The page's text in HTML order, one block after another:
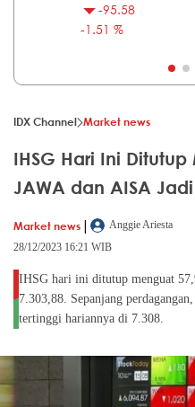
-95.58
-1.51 %
IDX Channel Market news
IHSG Hari Ini
JAWA dan AISA
Market news |
Anggie Ariesta
28/12/2023 16:21 WIB
IHSG hari ini ditutup menguat
7.303,88. Sepanjang
tertinggi hariannya di 7.308.